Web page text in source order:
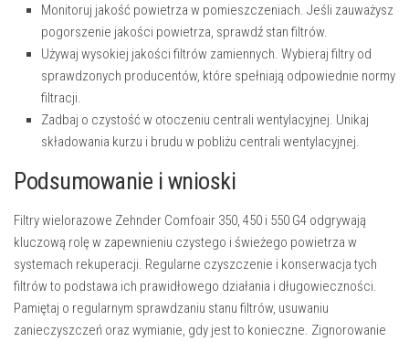
Monitoruj jakość powietrza w pomieszczeniach. Jeśli zauważysz
pogorszenie jakości powietrza, sprawdź stan filtrów.
Używaj wysokiej jakości filtrów zamiennych. Wybieraj filtry od
sprawdzonych producentów, które spełniają odpowiednie normy
filtracji.
Zadbaj o czystość w otoczeniu centrali wentylacyjnej. Unikaj
składowania kurzu i brudu w pobliżu centrali wentylacyjnej.
Podsumowanie i wnioski
Filtry wielorazowe Zehnder Comfoair 350, 450 i 550 G4 odgrywają
kluczową rolę w zapewnieniu czystego i świeżego powietrza w
systemach rekuperacji. Regularne czyszczenie i konserwacja tych
filtrów to podstawa ich prawidłowego działania i długowieczności.
Pamiętaj o regularnym sprawdzaniu stanu filtrów, usuwaniu
zanieczyszczeń oraz wymianie, gdy jest to konieczne. Zignorowanie